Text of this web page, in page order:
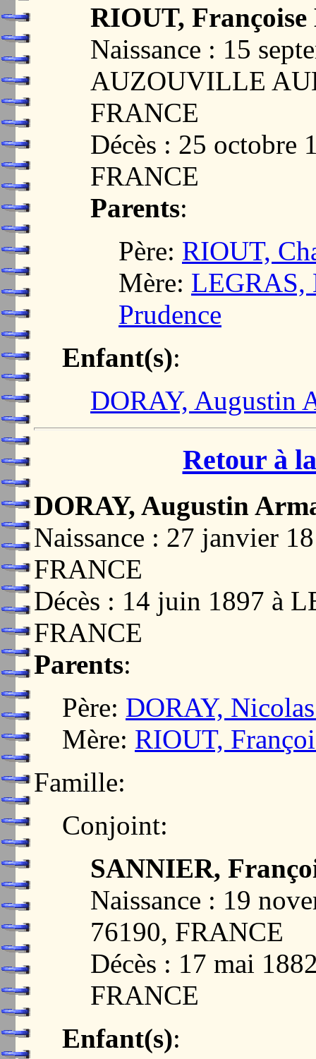
RIOUT,
Naissance : 15
AUZOUVILLE
FRANCE
Décès : 25 octobre
FRANCE
Parents:
Père: RIOUT,
Mère: LEGRAS,
Prudence
Enfant(s):
DORAY, Augustin
Retour à
DORAY, Augustin
Naissance : 27 janvier
FRANCE
Décès : 14 juin 1897 à
FRANCE
Parents:
Père: DORAY,
Mère: RIOUT,
Famille:
Conjoint:
SANNIER,
Naissance : 19
76190, FRANCE
Décès : 17 mai
FRANCE
Enfant(s):